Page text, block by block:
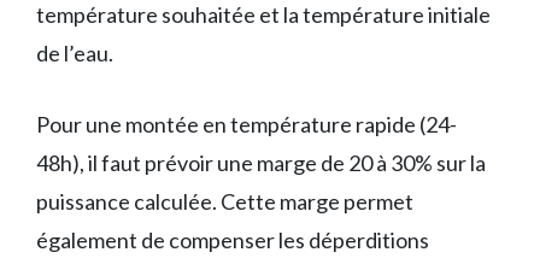
température souhaitée et la température initiale
de l’eau.
Pour une montée en température rapide (24-
48h), il faut prévoir une marge de 20 à 30% sur la
puissance calculée. Cette marge permet
également de compenser les déperditions